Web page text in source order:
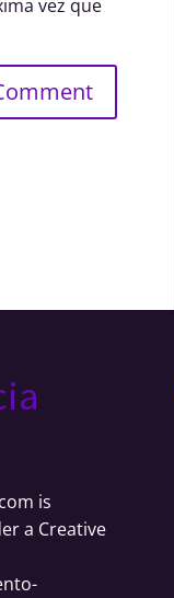
vez que
is
a Creative